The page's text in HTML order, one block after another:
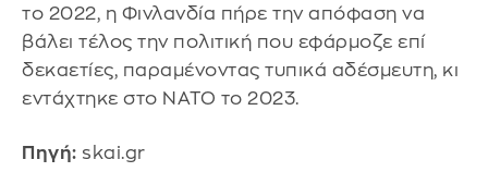
το 2022, η Φινλανδία πήρε την απόφαση να
βάλει τέλος την πολιτική που εφάρμοζε επί
δεκαετίες, παραμένοντας τυπικά αδέσμευτη, κι
εντάχτηκε στο NATO το 2023.
Πηγή: skai.gr